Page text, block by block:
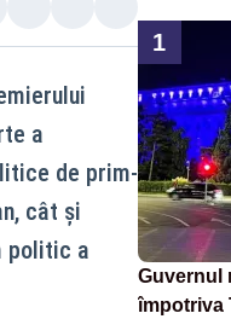
a
de prim-
cât și
politic a
1
Guvernul
împotriva